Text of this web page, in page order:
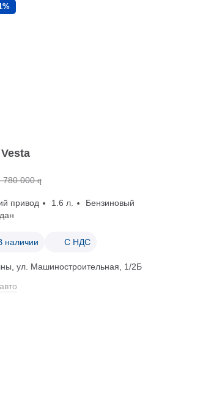
780 000 q
привод 1.6 л.
Бензиновый
наличии С НДС
ул. Машиностроительная, 1/2Б